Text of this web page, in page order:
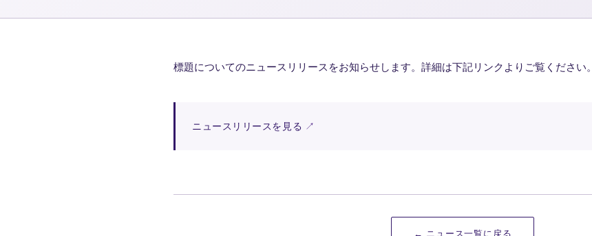
標題についてのニュースリリースをお知らせします。詳細は下記リンクよりご覧ください。
ニュースリリースを見る
← ニュース一覧に戻る